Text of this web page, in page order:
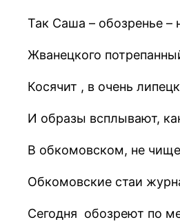
Так Саша – обозренье –
Жванецкого
Косячит , в очень
И образы всплывают,
В обкомовском, не
Обкомовские стаи
Сегодня обозреют по